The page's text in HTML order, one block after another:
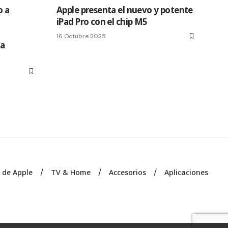
a
Apple presenta el nuevo y potente
iPad Pro con el chip M5
16 Octubre 2025
de Apple TV & Home Accesorios Aplicaciones